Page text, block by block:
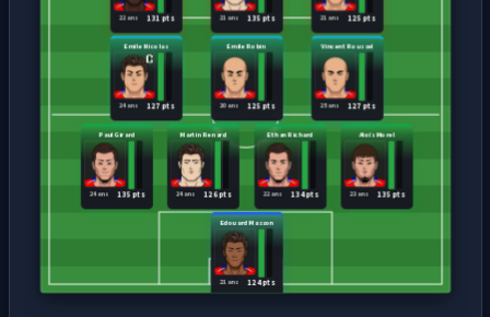
Edouard Masson
124 pts
21 ans
Paul Girard
135 pts
24 ans
Martin Renard
126 pts
24 ans
Ethan Richard
134 pts
22 ans
Aloïs Morel
135 pts
23 ans
Emile Nicolas
127 pts
24 ans
Emile Robin
125 pts
20 ans
Vincent Roussel
127 pts
25 ans
131 pts
22 ans 135 pts
21 ans 125 pts
21 ans